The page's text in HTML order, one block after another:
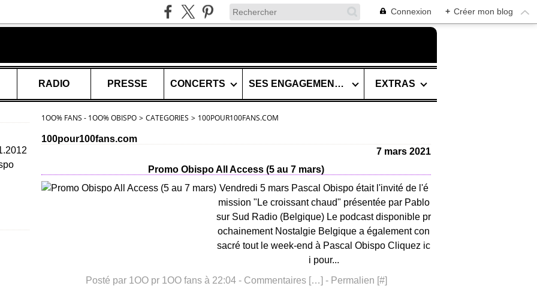
Connexion + Créer mon blog
RADIO PRESSE CONCERTS SES ENGAGEMENTS EXTRAS
1OO% FANS - 1OO% OBISPO > CATEGORIES > 100POUR100FANS.COM
100pour100fans.com
7 mars 2021
Promo Obispo All Access (5 au 7 mars)
Vendredi 5 mars Pascal Obispo était l'invité de l'é
mission "Le croissant chaud" présentée par Pablo
sur Sud Radio (Belgique) Le podcast disponible pr
ochainement Nostalgie Belgique a également con
sacré tout le week-end à Pascal Obispo Cliquez ic
i pour...
Posté par 1OO pr 1OO fans à 22:04 - Commentaires […] - Permalien [#]